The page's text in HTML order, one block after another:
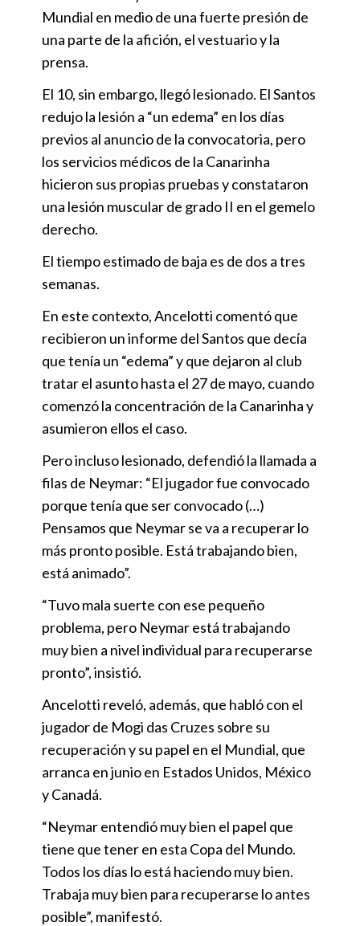
Mundial en medio de una fuerte presión de
una parte de la afición, el vestuario y la
prensa.
El 10, sin embargo, llegó lesionado. El Santos
redujo la lesión a “un edema” en los días
previos al anuncio de la convocatoria, pero
los servicios médicos de la Canarinha
hicieron sus propias pruebas y constataron
una lesión muscular de grado II en el gemelo
derecho.
El tiempo estimado de baja es de dos a tres
semanas.
En este contexto, Ancelotti comentó que
recibieron un informe del Santos que decía
que tenía un “edema” y que dejaron al club
tratar el asunto hasta el 27 de mayo, cuando
comenzó la concentración de la Canarinha y
asumieron ellos el caso.
Pero incluso lesionado, defendió la llamada a
filas de Neymar: “El jugador fue convocado
porque tenía que ser convocado (…)
Pensamos que Neymar se va a recuperar lo
más pronto posible. Está trabajando bien,
está animado”.
“Tuvo mala suerte con ese pequeño
problema, pero Neymar está trabajando
muy bien a nivel individual para recuperarse
pronto”, insistió.
Ancelotti reveló, además, que habló con el
jugador de Mogi das Cruzes sobre su
recuperación y su papel en el Mundial, que
arranca en junio en Estados Unidos, México
y Canadá.
“Neymar entendió muy bien el papel que
tiene que tener en esta Copa del Mundo.
Todos los días lo está haciendo muy bien.
Trabaja muy bien para recuperarse lo antes
posible”, manifestó.